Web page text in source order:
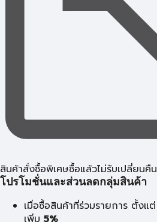
สินค้าสั่งซื้อพิเศษซื้อแล้วไม่รับเปลี่ยนคืน
โปรโมชั่นและส่วนลดกลุ่มสินค้า
เมื่อซื้อสินค้าที่ร่วมรายการ ตั้งแต่
เพิ่ม 5%